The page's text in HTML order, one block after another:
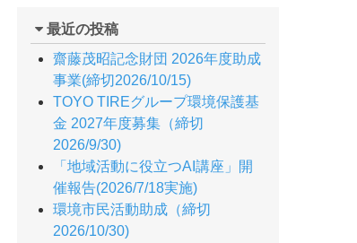
最近の投稿
齋藤茂昭記念財団 2026年度助成
事業(締切2026/10/15)
TOYO TIREグループ環境保護基
金 2027年度募集（締切
2026/9/30)
「地域活動に役立つAI講座」開
催報告(2026/7/18実施)
環境市民活動助成（締切
2026/10/30)